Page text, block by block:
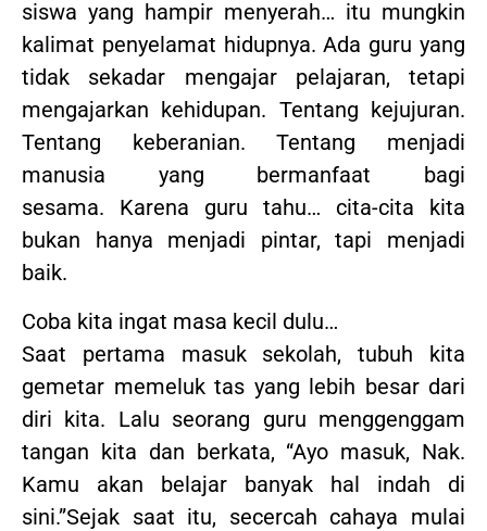
siswa yang hampir menyerah… itu mungkin
kalimat penyelamat hidupnya. Ada guru yang
tidak sekadar mengajar pelajaran, tetapi
mengajarkan kehidupan. Tentang kejujuran.
Tentang keberanian. Tentang menjadi
manusia yang bermanfaat bagi
sesama. Karena guru tahu… cita-cita kita
bukan hanya menjadi pintar, tapi menjadi
baik.
Coba kita ingat masa kecil dulu…
Saat pertama masuk sekolah, tubuh kita
gemetar memeluk tas yang lebih besar dari
diri kita. Lalu seorang guru menggenggam
tangan kita dan berkata, “Ayo masuk, Nak.
Kamu akan belajar banyak hal indah di
sini.”Sejak saat itu, secercah cahaya mulai